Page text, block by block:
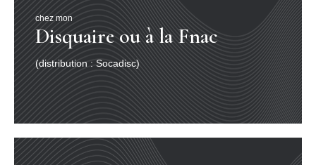
chez mon
Disquaire ou à la Fnac
(distribution : Socadisc)